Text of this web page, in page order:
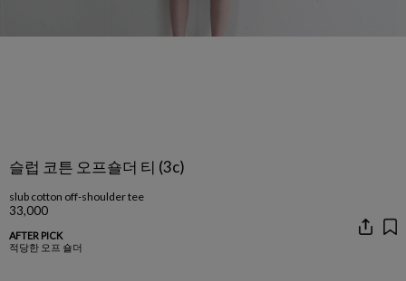
슬럽 코튼 오프숄더 티 (3c)
slub cotton off-shoulder tee
33,000
AFTER PICK
적당한 오프 숄더